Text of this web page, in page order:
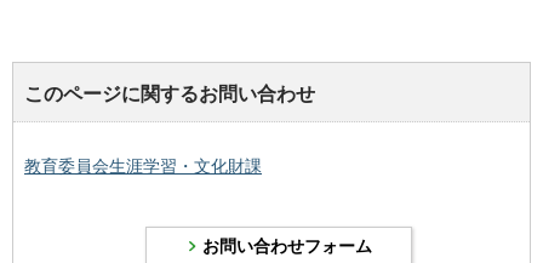
このページに関するお問い合わせ
教育委員会生涯学習・文化財課